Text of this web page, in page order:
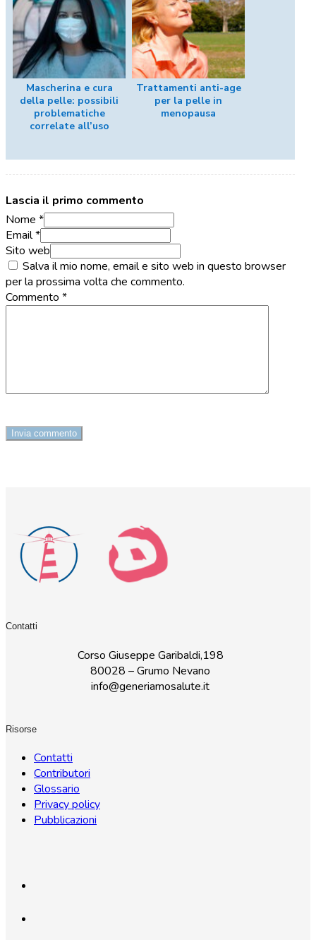
Mascherina e cura
della pelle: possibili
problematiche
correlate all’uso
Trattamenti anti-age
per la pelle in
menopausa
Lascia il primo commento
Nome *
Email *
Sito web
Salva il mio nome, email e sito web in questo browser
per la prossima volta che commento.
Commento *
Contatti
Corso Giuseppe Garibaldi,198
80028 – Grumo Nevano
info@generiamosalute.it
Risorse
Contatti
Contributori
Glossario
Privacy policy
Pubblicazioni